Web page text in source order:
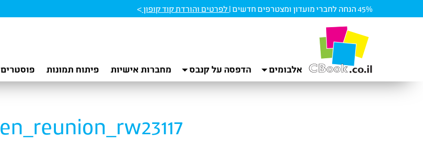
45% הנחה לחברי מועדון ומצטרפים חדשים | לפרטים והורדת קוד קופון>
אלבומים הדפסה על קנבס מחברות אישיות פיתוח תמונות פוסטרים
en_reunion_rw23117